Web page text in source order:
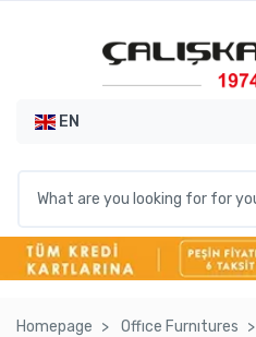
EN
Homepage Offıce Furnıtures